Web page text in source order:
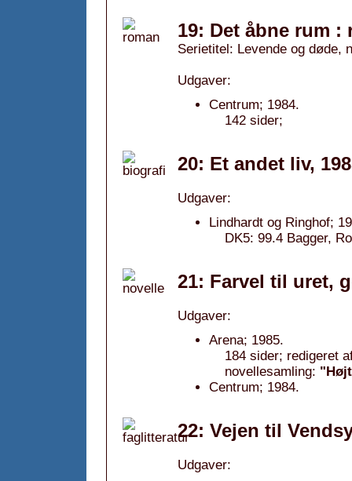
19: Det åbne rum :
Serietitel: Levende og døde,
Udgaver:
Centrum; 1984.
142 sider;
20: Et andet liv,
Udgaver:
Lindhardt og Ringhof;
DK5: 99.4 Bagger,
21: Farvel til uret,
Udgaver:
Arena; 1985.
184 sider; redigeret
novellesamling:
Centrum; 1984.
22: Vejen til
Udgaver: